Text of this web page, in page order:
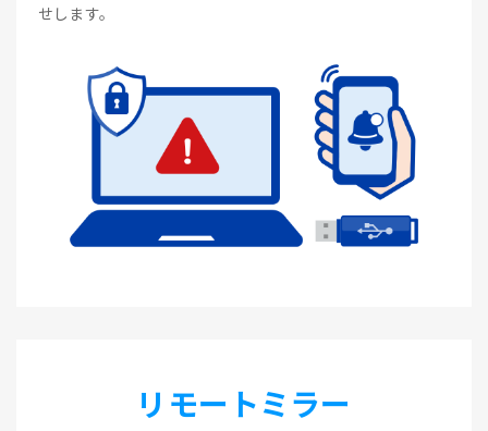
せします。
リモートミラー